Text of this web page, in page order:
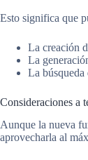
Esto significa que
La creación
La
La búsqueda
Consideraciones a
Aunque la nueva
aprovecharla al